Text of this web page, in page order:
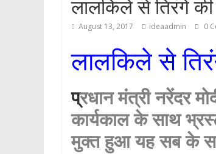
लालकिले से तिरंगे की
August 13, 2017 ideaadmin 0
लालकिले से
प्रधान मंत्री नरेंदर
कार्यकाल के साथ
मुक्त हुआ यह सब के